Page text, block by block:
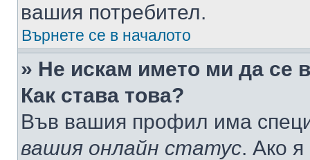
вашия потребител.
Върнете се в началото
» Не искам името ми да се
Как става това?
Във вашия профил има
вашия онлайн статус. Ако